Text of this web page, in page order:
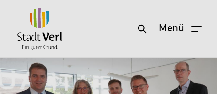
Zum Hauptinhalt springen Menü